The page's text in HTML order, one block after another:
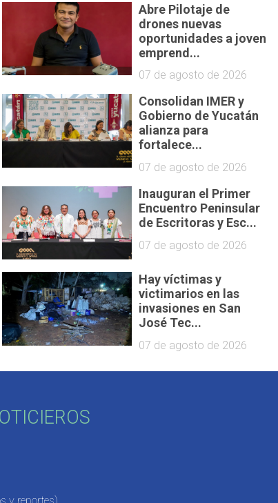
Abre Pilotaje de
drones nuevas
oportunidades a joven
emprend...
07 de agosto de 2026
Consolidan IMER y
Gobierno de Yucatán
alianza para
fortalece...
07 de agosto de 2026
Inauguran el Primer
Encuentro Peninsular
de Escritoras y Esc...
07 de agosto de 2026
Hay víctimas y
victimarios en las
invasiones en San
José Tec...
07 de agosto de 2026